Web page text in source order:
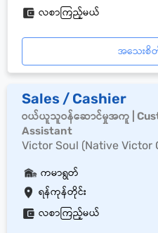
လစာကြည့်မယ်
အသေးစိ
Sales / Cashier
ဝယ်ယူသူဝန်ဆောင်မှုအကူ |
Assistant
Victor Soul (Native Victor
ရန်ကုန်တိုင်း
ကမာရွတ်
လစာကြည့်မယ်